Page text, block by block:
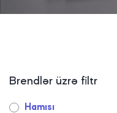
Brendlər üzrə filtr
Hamısı